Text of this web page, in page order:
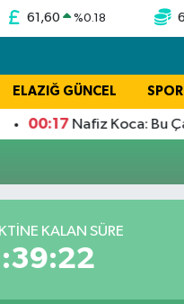
61,60 %0.18
ELAZIĞ GÜNCEL SPOR
00:17 Nafiz Koca: Bu
KALAN SÜRE